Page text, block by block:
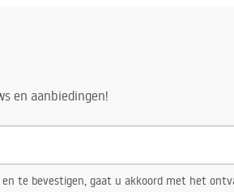
en aanbiedingen!
te bevestigen, gaat u akkoord met het